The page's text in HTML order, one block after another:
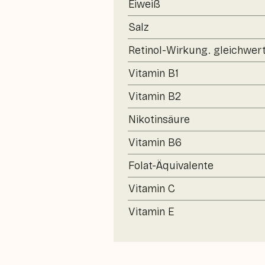
Eiweiß
Salz
Retinol-Wirkung.
Vitamin B1
Vitamin B2
Nikotinsäure
Vitamin B6
Folat-Äquivalente
Vitamin C
Vitamin E